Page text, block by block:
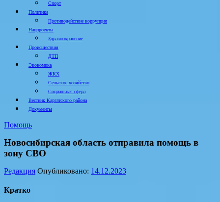
Спорт
Политика
Противодействие коррупции
Нацпроекты
Здравоохранение
Происшествия
ДТП
Экономика
ЖКХ
Сельское хозяйство
Социальная сфера
Вестник Каргатского района
Документы
Помощь
Новосибирская область отправила помощь в
зону СВО
Редакция Опубликовано: 14.12.2023
Кратко